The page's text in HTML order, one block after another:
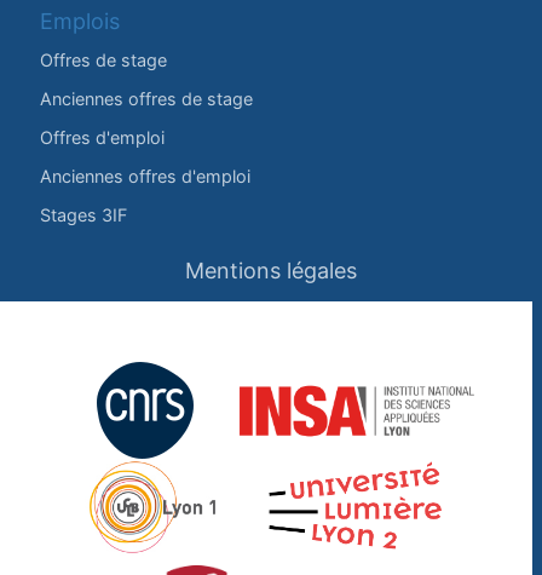
Emplois
Offres de stage
Anciennes offres de stage
Offres d'emploi
Anciennes offres d'emploi
Stages 3IF
Mentions légales